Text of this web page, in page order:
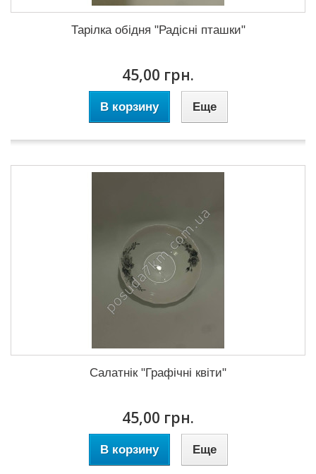
Тарілка обідня "Радісні пташки"
45,00 грн.
В корзину Еще
Салатнік "Графічні квіти"
45,00 грн.
В корзину Еще